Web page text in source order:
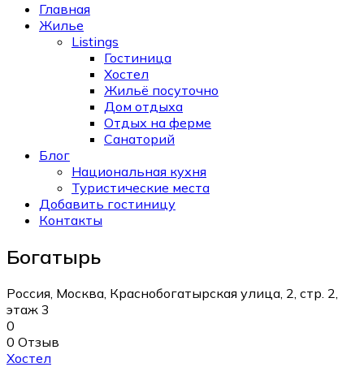
Главная
Жилье
Listings
Гостиница
Хостел
Жильё посуточно
Дом отдыха
Отдых на ферме
Санаторий
Блог
Национальная кухня
Туристические места
Добавить гостиницу
Контакты
Богатырь
Россия, Москва, Краснобогатырская улица, 2, стр. 2,
этаж 3
0
0 Отзыв
Хостел